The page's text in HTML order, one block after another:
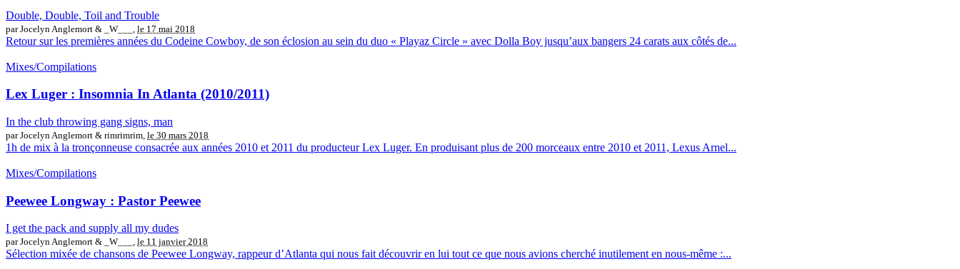
Double, Double, Toil and Trouble
par Jocelyn Anglemort & _W___, le 17 mai 2018
Retour sur les premières années du Codeine Cowboy, de son éclosion au sein du duo « Playaz Circle » avec Dolla Boy jusqu’aux bangers 24 carats aux côtés de...
Mixes/Compilations
Lex Luger : Insomnia In Atlanta (2010/2011)
In the club throwing gang signs, man
par Jocelyn Anglemort & rimrimrim, le 30 mars 2018
1h de mix à la tronçonneuse consacrée aux années 2010 et 2011 du producteur Lex Luger. En produisant plus de 200 morceaux entre 2010 et 2011, Lexus Arnel...
Mixes/Compilations
Peewee Longway : Pastor Peewee
I get the pack and supply all my dudes
par Jocelyn Anglemort & _W___, le 11 janvier 2018
Sélection mixée de chansons de Peewee Longway, rappeur d’Atlanta qui nous fait découvrir en lui tout ce que nous avions cherché inutilement en nous-même :...